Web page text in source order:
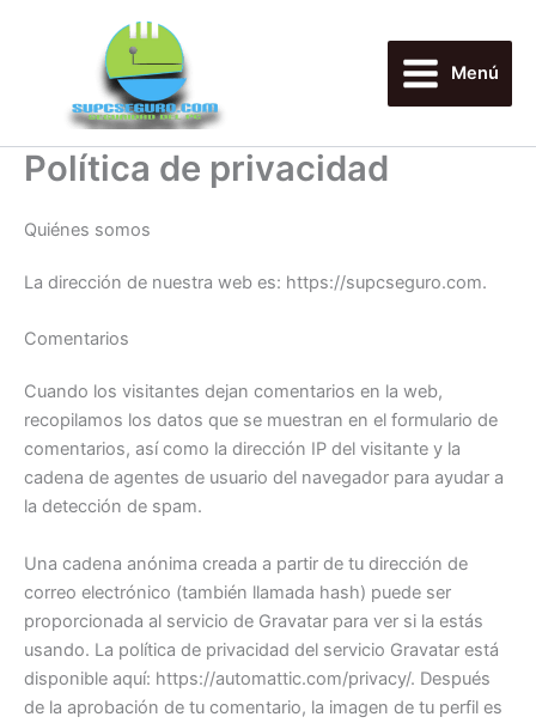
Menú
Política de privacidad
Quiénes somos
La dirección de nuestra web es: https://supcseguro.com.
Comentarios
Cuando los visitantes dejan comentarios en la web,
recopilamos los datos que se muestran en el formulario de
comentarios, así como la dirección IP del visitante y la
cadena de agentes de usuario del navegador para ayudar a
la detección de spam.
Una cadena anónima creada a partir de tu dirección de
correo electrónico (también llamada hash) puede ser
proporcionada al servicio de Gravatar para ver si la estás
usando. La política de privacidad del servicio Gravatar está
disponible aquí: https://automattic.com/privacy/. Después
de la aprobación de tu comentario, la imagen de tu perfil es